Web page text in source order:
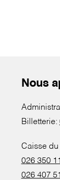
Nous
Billetterie:
Caisse du
026 350
026 407